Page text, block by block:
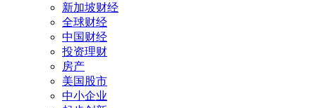
新加坡财经
全球财经
中国财经
投资理财
房产
美国股市
中小企业